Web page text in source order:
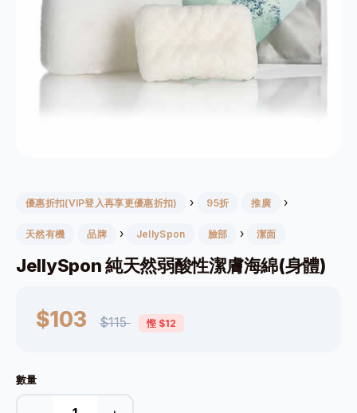
優惠折扣(VIP登入再享更優惠折扣) › 95折 推廣 ›
天然有機 品牌 › JellySpon 臉部 › 潔面
JellySpon 純天然弱酸性潔膚海綿(身體)
$103 $115 慳 $12
數量